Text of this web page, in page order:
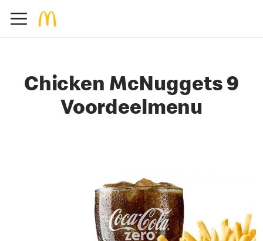
Chicken McNuggets 9
Voordeelmenu